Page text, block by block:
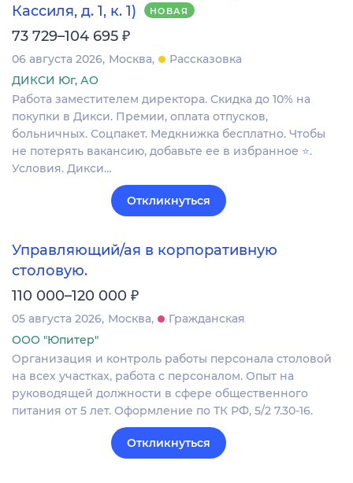
Кассиля, д. 1, к. 1)
НОВАЯ
73 729–104 695 ₽
06 августа 2026 Москва
Рассказовка
ДИКСИ Юг, АО
Работа заместителем директора. Скидка до 10% на
покупки в Дикси. Премии, оплата отпусков,
больничных. Соцпакет. Медкнижка бесплатно. Чтобы
не потерять вакансию, добавьте ее в избранное ⭐.
Условия. Дикси…
Откликнуться
Управляющий/ая в корпоративную
столовую.
110 000–120 000 ₽
05 августа 2026 Москва
Гражданская
ООО "Юпитер"
Организация и контроль работы персонала столовой
на всех участках, работа с персоналом. Опыт на
руководящей должности в сфере общественного
питания от 5 лет. Оформление по ТК РФ, 5/2 7.30-16.
Откликнуться